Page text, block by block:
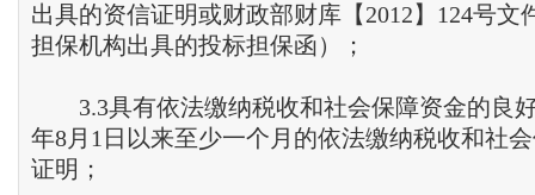
出具的资信证明或财政部财库【2012】124号文
担保机构出具的投标担保函）；
3.3具有依法缴纳税收和社会保障资金的良好
年8月1日以来至少一个月的依法缴纳税收和社
证明；